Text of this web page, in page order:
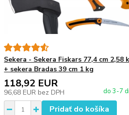
Sekera - Sekera Fiskars 77,4 cm 2,58
+ sekera Bradas 39 cm 1 kg
118,92 EUR
96,68 EUR bez DPH do 3-7
Pridať do košíka